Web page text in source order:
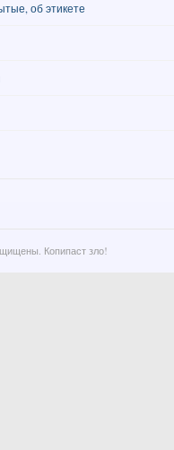
об этикете
Копипаст зло!